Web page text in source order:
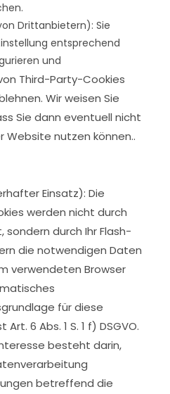
Drittanbietern): Sie
entsprechend
konfigurieren und
Third-Party-Cookies
Wir weisen Sie
Sie dann eventuell nicht
Website nutzen können..
Einsatz): Die
werden nicht durch
sondern durch Ihr Flash-
die notwendigen Daten
verwendeten Browser
automatisches
für diese
6 Abs. 1 S. 1 f) DSGVO.
besteht darin,
betreffend die